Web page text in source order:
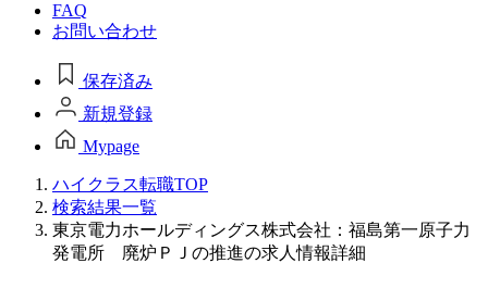
FAQ
お問い合わせ
保存済み
新規登録
Mypage
ハイクラス転職TOP
検索結果一覧
東京電力ホールディングス株式会社：福島第一原子力
発電所 廃炉ＰＪの推進の求人情報詳細